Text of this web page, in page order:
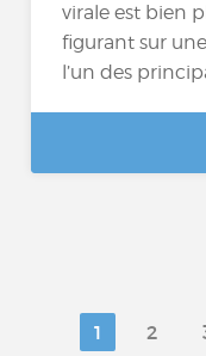
virale est bien
figurant sur
l’un des
1 2